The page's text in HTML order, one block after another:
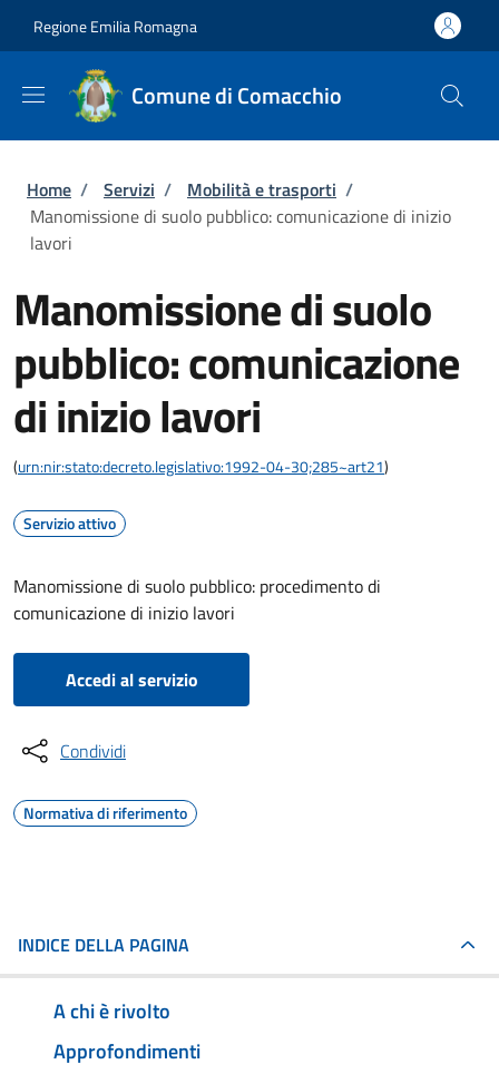
Regione Emilia Romagna
Comune di Comacchio
Briciole di pane
Home / Servizi / Mobilità e trasporti /
Manomissione di suolo pubblico: comunicazione di inizio
lavori
Manomissione di suolo
pubblico: comunicazione
di inizio lavori
(urn:nir:stato:decreto.legislativo:1992-04-30;285~art21)
Servizio attivo
Manomissione di suolo pubblico: procedimento di
comunicazione di inizio lavori
Accedi al servizio
Condividi
Normativa di riferimento
INDICE DELLA PAGINA
A chi è rivolto
Approfondimenti